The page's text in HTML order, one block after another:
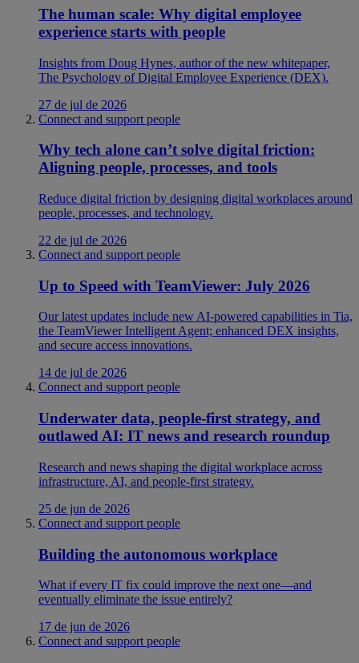
The human scale: Why digital employee
experience starts with people
Insights from Doug Hynes, author of the new whitepaper,
The Psychology of Digital Employee Experience (DEX).
27 de jul de 2026
Connect and support people
Why tech alone can’t solve digital friction:
Aligning people, processes, and tools
Reduce digital friction by designing digital workplaces around
people, processes, and technology.
22 de jul de 2026
Connect and support people
Up to Speed with TeamViewer: July 2026
Our latest updates include new AI-powered capabilities in Tia,
the TeamViewer Intelligent Agent; enhanced DEX insights,
and secure access innovations.
14 de jul de 2026
Connect and support people
Underwater data, people-first strategy, and
outlawed AI: IT news and research roundup
Research and news shaping the digital workplace across
infrastructure, AI, and people-first strategy.
25 de jun de 2026
Connect and support people
Building the autonomous workplace
What if every IT fix could improve the next one—and
eventually eliminate the issue entirely?
17 de jun de 2026
Connect and support people